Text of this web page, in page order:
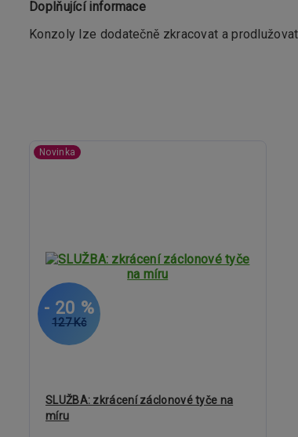
Doplňující informace
Konzoly lze dodatečně zkracovat a
Novinka
127 Kč
- 20 %
SLUŽBA: zkrácení záclonové tyče na
míru